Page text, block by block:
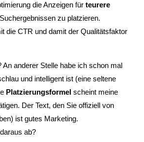
die Anzeigen fürteurere
zu platzieren.
die CTR und damit der Qualitätsfaktor
An anderer Stelle habe ich schon mal
und intelligent ist (eine seltene
Platzierungsformel scheint meine
Der Text, den Sie offiziell von
ist gutes Marketing.
ab?